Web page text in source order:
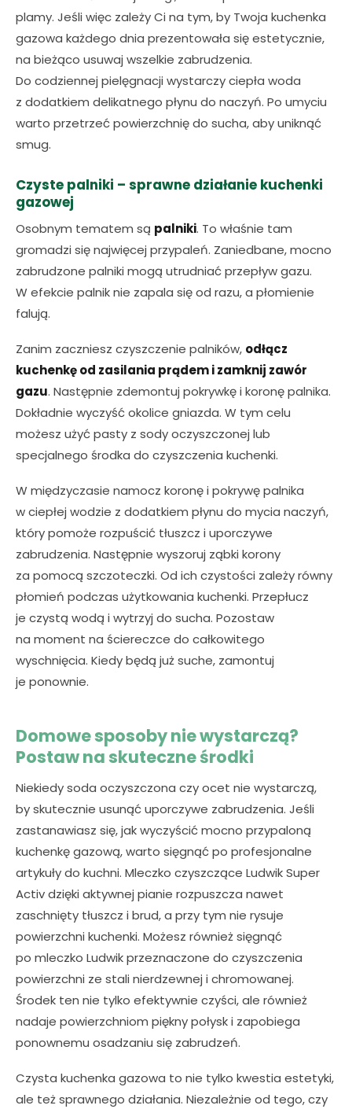
plamy. Jeśli więc zależy Ci na tym, by Twoja kuchenka
gazowa każdego dnia prezentowała się estetycznie,
na bieżąco usuwaj wszelkie zabrudzenia.
Do codziennej pielęgnacji wystarczy ciepła woda
z dodatkiem delikatnego płynu do naczyń. Po umyciu
warto przetrzeć powierzchnię do sucha, aby uniknąć
smug.
Czyste palniki – sprawne działanie kuchenki
gazowej
Osobnym tematem są palniki. To właśnie tam
gromadzi się najwięcej przypaleń. Zaniedbane, mocno
zabrudzone palniki mogą utrudniać przepływ gazu.
W efekcie palnik nie zapala się od razu, a płomienie
falują.
Zanim zaczniesz czyszczenie palników, odłącz
kuchenkę od zasilania prądem i zamknij zawór
gazu. Następnie zdemontuj pokrywkę i koronę palnika.
Dokładnie wyczyść okolice gniazda. W tym celu
możesz użyć pasty z sody oczyszczonej lub
specjalnego środka do czyszczenia kuchenki.
W międzyczasie namocz koronę i pokrywę palnika
w ciepłej wodzie z dodatkiem płynu do mycia naczyń,
który pomoże rozpuścić tłuszcz i uporczywe
zabrudzenia. Następnie wyszoruj ząbki korony
za pomocą szczoteczki. Od ich czystości zależy równy
płomień podczas użytkowania kuchenki. Przepłucz
je czystą wodą i wytrzyj do sucha. Pozostaw
na moment na ściereczce do całkowitego
wyschnięcia. Kiedy będą już suche, zamontuj
je ponownie.
Domowe sposoby nie wystarczą?
Postaw na skuteczne środki
Niekiedy soda oczyszczona czy ocet nie wystarczą,
by skutecznie usunąć uporczywe zabrudzenia. Jeśli
zastanawiasz się, jak wyczyścić mocno przypaloną
kuchenkę gazową, warto sięgnąć po profesjonalne
artykuły do kuchni. Mleczko czyszczące Ludwik Super
Activ dzięki aktywnej pianie rozpuszcza nawet
zaschnięty tłuszcz i brud, a przy tym nie rysuje
powierzchni kuchenki. Możesz również sięgnąć
po mleczko Ludwik przeznaczone do czyszczenia
powierzchni ze stali nierdzewnej i chromowanej.
Środek ten nie tylko efektywnie czyści, ale również
nadaje powierzchniom piękny połysk i zapobiega
ponownemu osadzaniu się zabrudzeń.
Czysta kuchenka gazowa to nie tylko kwestia estetyki,
ale też sprawnego działania. Niezależnie od tego, czy